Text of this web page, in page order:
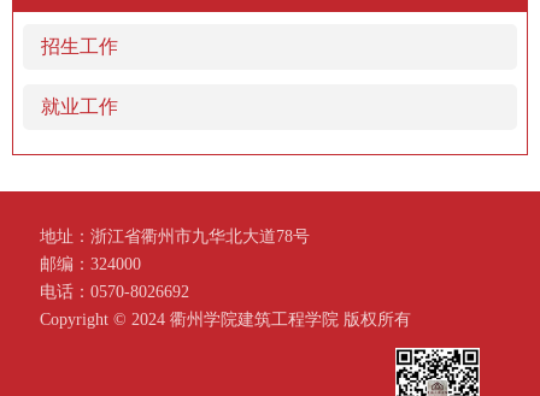
招生工作
就业工作
地址：浙江省衢州市九华北大道78号
邮编：324000
电话：0570-8026692
Copyright ©️ 2024 衢州学院建筑工程学院 版权所有